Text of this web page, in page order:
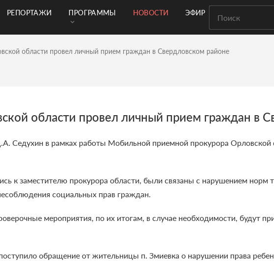
РЕПОРТАЖИ ПРОГРАММЫ НОВОСТИ ЭФИР
области провел личный прием граждан в Свердловском районе
области провел личный прием граждан в
Седухин в рамках работы Мобильной приемной прокурора
к заместителю прокурора области, были связаны с нарушением норм
социальных прав граждан.
мероприятия, по их итогам, в случае необходимости, будут
обращение от жительницы п. Змиевка о нарушении права